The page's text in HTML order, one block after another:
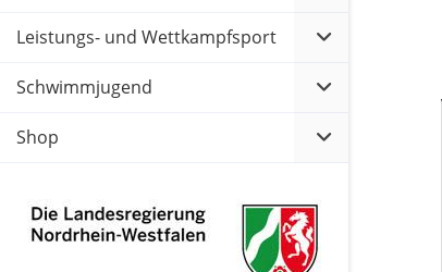
Leistungs- und Wettkampfsport
Schwimmjugend
Shop